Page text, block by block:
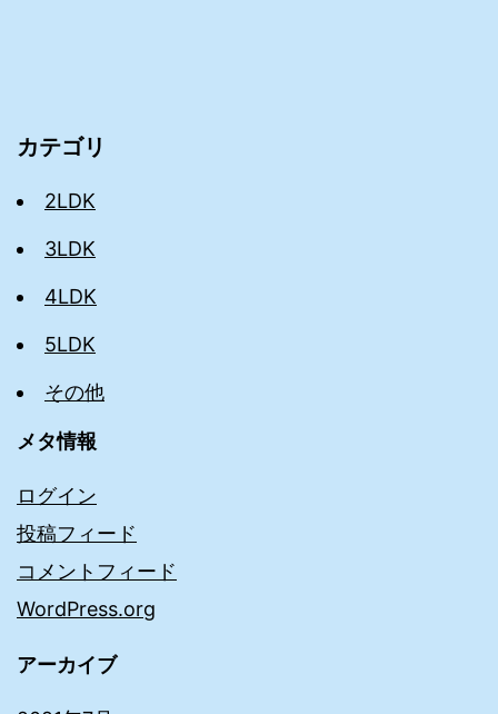
カテゴリ
2LDK
3LDK
4LDK
5LDK
その他
メタ情報
ログイン
投稿フィード
コメントフィード
WordPress.org
アーカイブ